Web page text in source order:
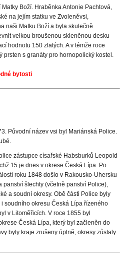
Boží. Hraběnka Antonie Pachtová,
na jejím statku ve Zvoleněvsi,
naši Matku Boží a byla skutečně
velkou broušenou skleněnou desku
hodnotu 150 zlatých. A v témže roce
prsten s granáty pro hornopolický kostel.
bytosti
Původní název vsi byl Mariánská Police.
zástupce císařské Habsburků Leopold
15 je dnes v okrese Česká Lípa. Po
roku 1848 došlo v Rakousko-Uhersku
panství šlechty (včetně panství Police),
a soudní okresy. Obě části Police byly
soudního okresu Česká Lípa řízeného
v Litoměřicích. V roce 1855 byl
Česká Lípa, který byl začleněn do
byly kraje zrušeny úplně, okresy zůstaly.